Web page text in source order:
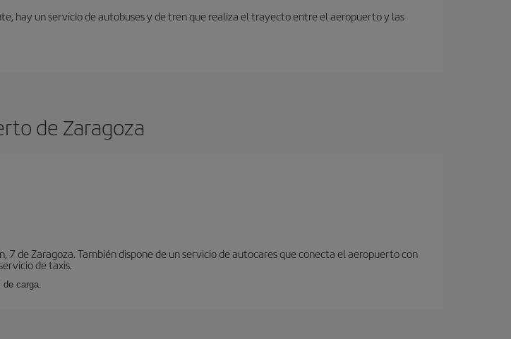
hay un servicio de autobuses y de tren que realiza el trayecto entre el aeropuerto y las
de Zaragoza
7 de Zaragoza. También dispone de un servicio de autocares que conecta el aeropuerto con
de taxis.
de carga.